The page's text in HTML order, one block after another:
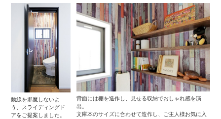
動線を邪魔しないよ
う、スライディングド
アをご提案しました。
背面には棚を造作し、見せる収納でおしゃれ感を演
出。
文庫本のサイズに合わせて造作し、ご主人様お気に入